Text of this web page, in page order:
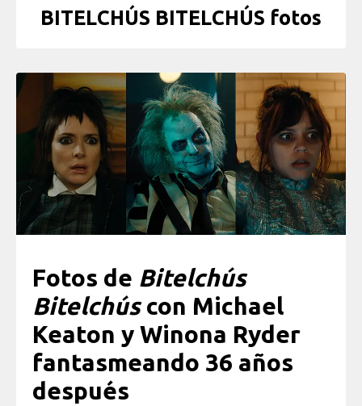
BITELCHÚS BITELCHÚS fotos
Fotos de Bitelchús
Bitelchúscon Michael
Keaton y Winona Ryder
fantasmeando 36 años
después